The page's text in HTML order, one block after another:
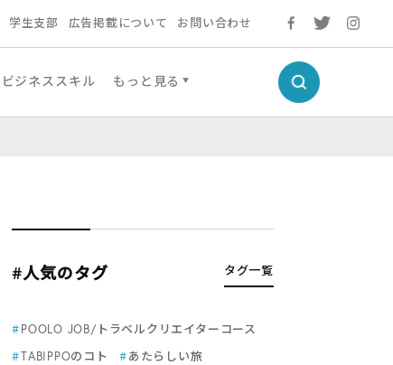
学生支部 広告掲載について お問い合わせ
ビジネススキル もっと見る
#人気のタグ タグ一覧
POOLO JOB/トラベルクリエイターコース
TABIPPOのコト
あたらしい旅